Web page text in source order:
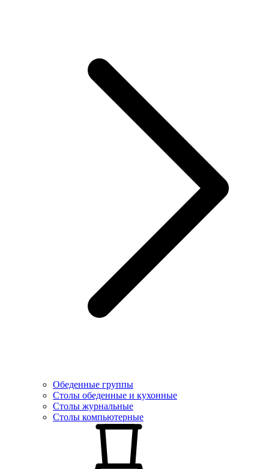
Обеденные группы
Столы обеденные и кухонные
Столы журнальные
Столы компьютерные